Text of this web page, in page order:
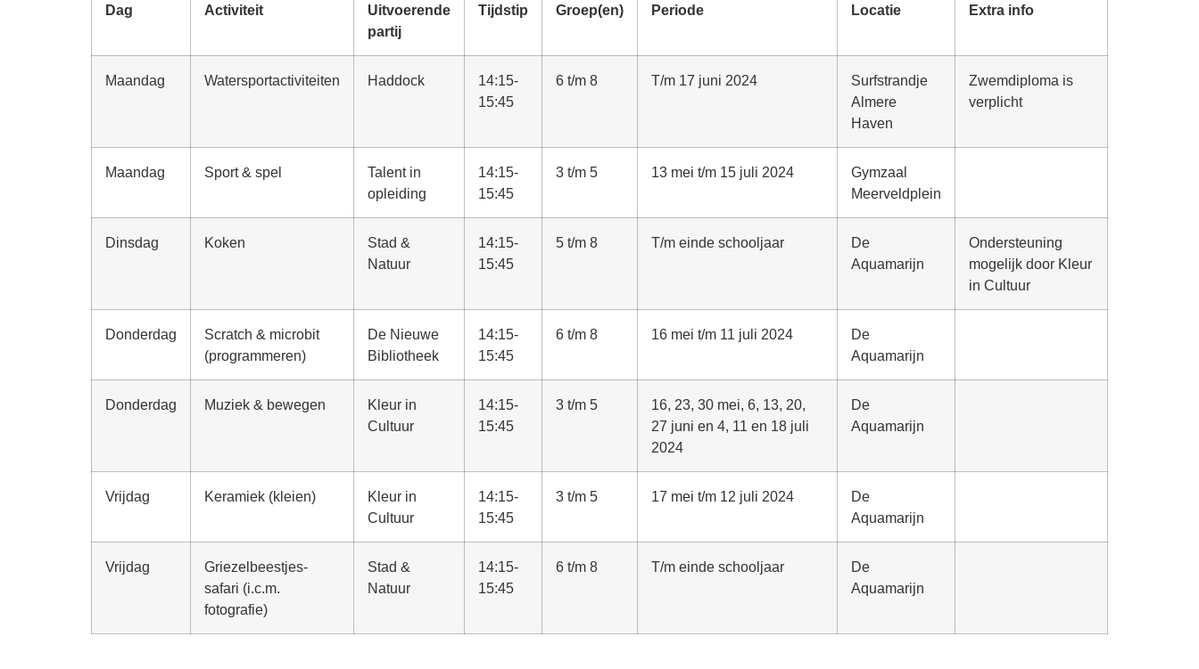
Dag Activiteit
Uitvoerende
partij
Tijdstip Groep(en) Periode Locatie Extra info
Maandag Watersportactiviteiten Haddock
14:15-
15:45
6 t/m 8 T/m 17 juni 2024
Surfstrandje
Almere
Haven
Zwemdiploma is
verplicht
Maandag Sport & spel
Talent in
opleiding
14:15-
15:45
3 t/m 5 13 mei t/m 15 juli 2024
Gymzaal
Meerveldplein
Dinsdag Koken
Stad &
Natuur
14:15-
15:45
5 t/m 8 T/m einde schooljaar
De
Aquamarijn
Ondersteuning
mogelijk door Kleur
in Cultuur
Donderdag
Scratch & microbit
(programmeren)
De Nieuwe
Bibliotheek
14:15-
15:45
6 t/m 8 16 mei t/m 11 juli 2024
De
Aquamarijn
Donderdag Muziek & bewegen
Kleur in
Cultuur
14:15-
15:45
3 t/m 5
16, 23, 30 mei, 6, 13, 20,
27 juni en 4, 11 en 18 juli
2024
De
Aquamarijn
Vrijdag Keramiek (kleien)
Kleur in
Cultuur
14:15-
15:45
3 t/m 5 17 mei t/m 12 juli 2024
De
Aquamarijn
Vrijdag
Griezelbeestjes-
safari (i.c.m.
fotografie)
Stad &
Natuur
14:15-
15:45
6 t/m 8 T/m einde schooljaar
De
Aquamarijn